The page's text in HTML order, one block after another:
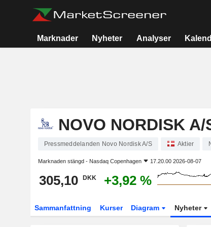
Marknader Nyheter Analyser
NOVO NORDISK A/
Pressmeddelanden Novo Nordisk A/S Aktier
Marknaden stängd - Nasdaq Copenhagen 17.20.00 2026-08-07
305,10 DKK +3,92 %
Sammanfattning Kurser Diagram Nyheter